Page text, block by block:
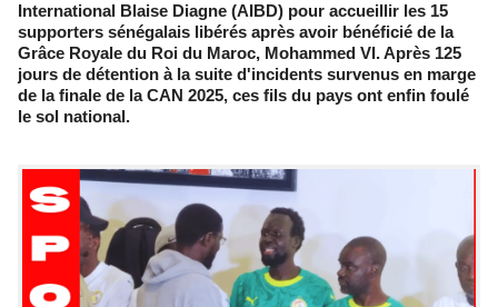
International Blaise Diagne (AIBD) pour accueillir les 15
supporters sénégalais libérés après avoir bénéficié de la
Grâce Royale du Roi du Maroc, Mohammed VI. Après 125
jours de détention à la suite d'incidents survenus en marge
de la finale de la CAN 2025, ces fils du pays ont enfin foulé
le sol national.